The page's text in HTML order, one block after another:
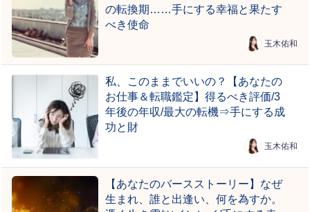
の転換期……手にする幸福と果たす
べき使命
玉木佑和
私、このままでいいの？【あなたの
お仕事＆転職鑑定】得るべき評価/3
年後の年収/最大の転機⇒手にする成
功と財
玉木佑和
【あなたのバースストーリー】なぜ
生まれ、誰と出逢い、何を為すか。